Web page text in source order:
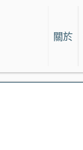
關於